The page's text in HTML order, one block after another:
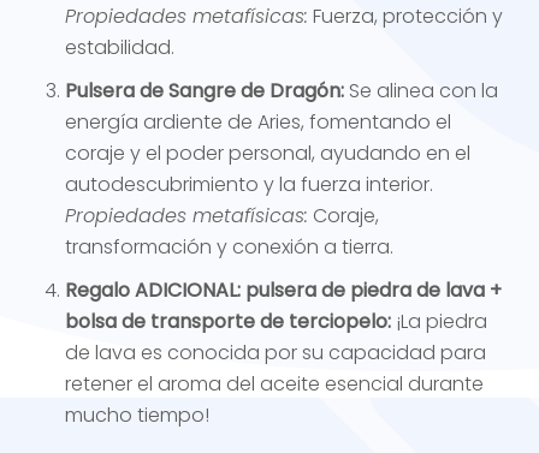
Propiedades metafísicas: Fuerza, protección y
estabilidad.
Pulsera de Sangre de Dragón: Se alinea con la
energía ardiente de Aries, fomentando el
coraje y el poder personal, ayudando en el
autodescubrimiento y la fuerza interior.
Propiedades metafísicas: Coraje,
transformación y conexión a tierra.
Regalo ADICIONAL: pulsera de piedra de lava +
bolsa de transporte de terciopelo: ¡La piedra
de lava es conocida por su capacidad para
retener el aroma del aceite esencial durante
mucho tiempo!